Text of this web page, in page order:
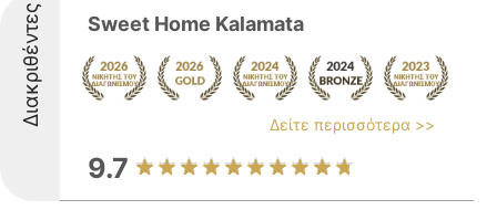
Διακριθέντες Sweet Home Kalamata
Δείτε περισσότερα >>
9.7